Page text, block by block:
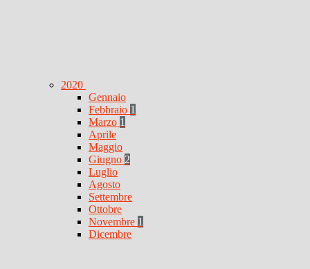
2020
Gennaio
Febbraio 1
Marzo 1
Aprile
Maggio
Giugno 2
Luglio
Agosto
Settembre
Ottobre
Novembre 1
Dicembre